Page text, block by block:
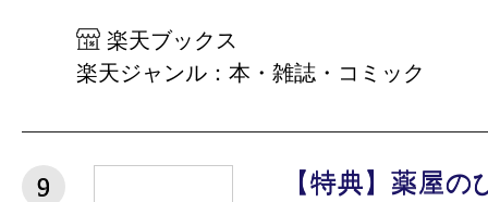
楽天ブックス
楽天ジャンル：本・雑誌・コミック
9
【特典】薬屋